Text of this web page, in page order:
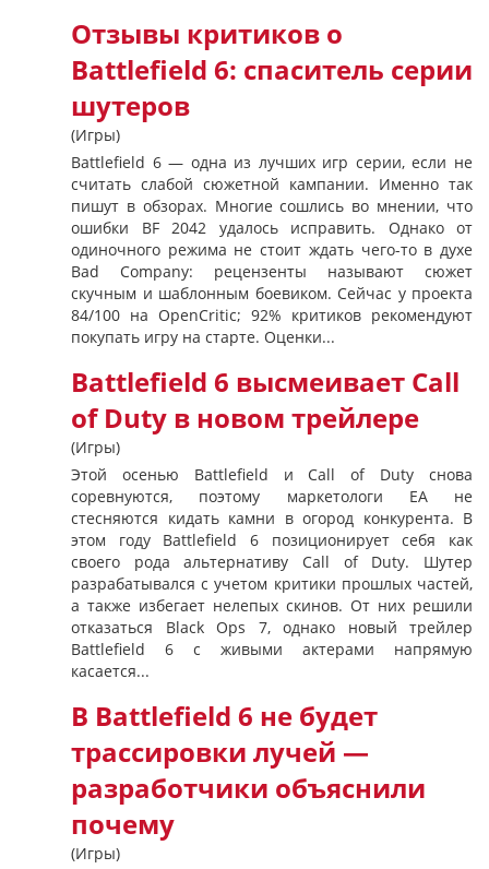
Отзывы критиков о
Battlefield 6: спаситель серии
шутеров
(Игры)
Battlefield 6 — одна из лучших игр серии, если не
считать слабой сюжетной кампании. Именно так
пишут в обзорах. Многие сошлись во мнении, что
ошибки BF 2042 удалось исправить. Однако от
одиночного режима не стоит ждать чего-то в духе
Bad Company: рецензенты называют сюжет
скучным и шаблонным боевиком. Сейчас у проекта
84/100 на OpenCritic; 92% критиков рекомендуют
покупать игру на старте. Оценки...
Battlefield 6 высмеивает Call
of Duty в новом трейлере
(Игры)
Этой осенью Battlefield и Call of Duty снова
соревнуются, поэтому маркетологи EA не
стесняются кидать камни в огород конкурента. В
этом году Battlefield 6 позиционирует себя как
своего рода альтернативу Call of Duty. Шутер
разрабатывался с учетом критики прошлых частей,
а также избегает нелепых скинов. От них решили
отказаться Black Ops 7, однако новый трейлер
Battlefield 6 с живыми актерами напрямую
касается...
В Battlefield 6 не будет
трассировки лучей —
разработчики объяснили
почему
(Игры)